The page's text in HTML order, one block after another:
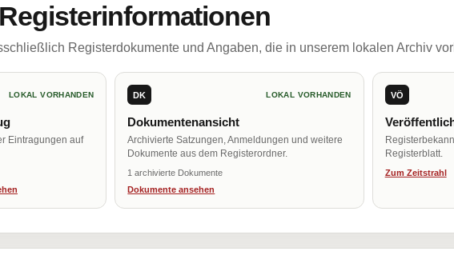
Registerdokumente und Angaben, die in unserem lokalen Archiv
LOKAL VORHANDEN
Eintragungen auf
DK LOKAL VORHANDEN
Dokumentenansicht
Archivierte Satzungen, Anmeldungen und weitere
Dokumente aus dem Registerordner.
1 archivierte Dokumente
Dokumente ansehen
VÖ
Registerblatt.
Zum Zeitstrahl